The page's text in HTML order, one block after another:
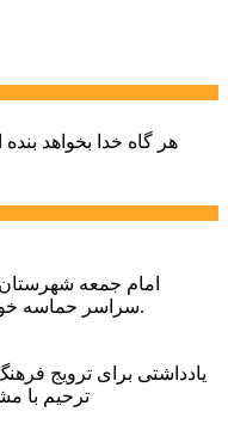
هر گاه خدا بخواهد بنده
امام جمعه
سراسر حماسه خونخواهی و مرگ بر آمریکا و اسرائیل بود.
یادداشتی برای ترویج
ترحیم با